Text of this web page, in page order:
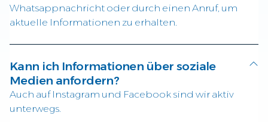
Whatsappnachricht oder durch einen Anruf, um
aktuelle Informationen zu erhalten.
Kann ich Informationen über soziale
Medien anfordern?
Auch auf Instagram und Facebook sind wir aktiv
unterwegs.